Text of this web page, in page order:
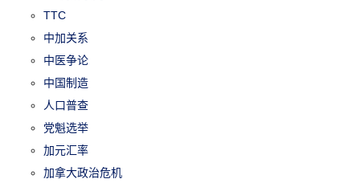
TTC
中加关系
中医争论
中国制造
人口普查
党魁选举
加元汇率
加拿大政治危机